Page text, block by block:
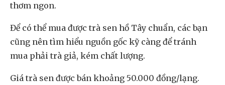
thơm ngon.
Để có thể mua được trà sen hồ Tây chuẩn, các bạn
cũng nên tìm hiểu nguồn gốc kỹ càng để tránh
mua phải trà giả, kém chất lượng.
Giá trà sen được bán khoảng 50.000 đồng/lạng.